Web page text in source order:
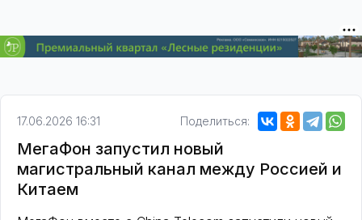
17.06.2026 16:31 Поделиться:
МегаФон запустил новый
магистральный канал между Россией и
Китаем